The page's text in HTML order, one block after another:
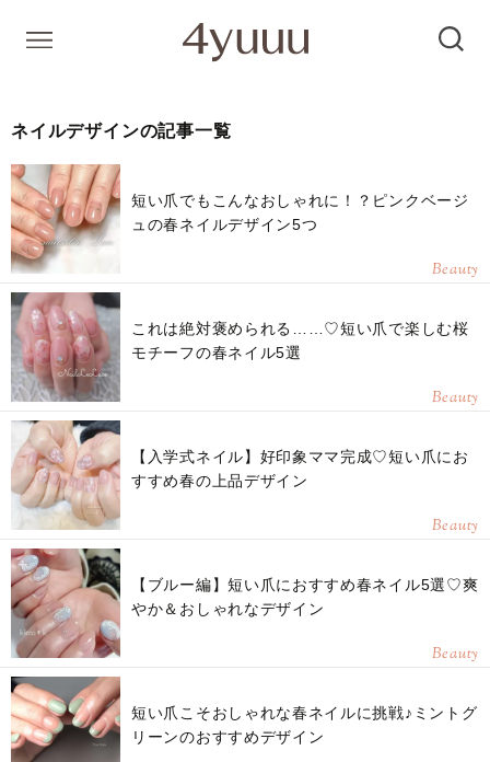
ネイルデザインの記事一覧
短い爪でもこんなおしゃれに！？ピンクベージ
ュの春ネイルデザイン5つ
Beauty
これは絶対褒められる……♡短い爪で楽しむ桜
モチーフの春ネイル5選
Beauty
【入学式ネイル】好印象ママ完成♡短い爪にお
すすめ春の上品デザイン
Beauty
【ブルー編】短い爪におすすめ春ネイル5選♡爽
やか＆おしゃれなデザイン
Beauty
短い爪こそおしゃれな春ネイルに挑戦♪ミントグ
リーンのおすすめデザイン